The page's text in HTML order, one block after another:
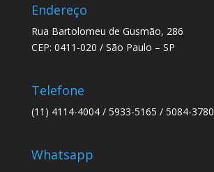
Endereço
Rua Bartolomeu de Gusmão, 286
CEP: 0411-020 / São Paulo – SP
Telefone
(11) 4114-4004 / 5933-5165 / 5084-3780
Whatsapp